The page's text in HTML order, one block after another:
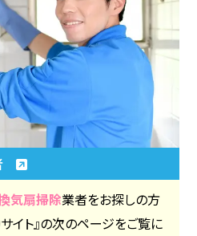
気扇掃除業者をお探しの方
イト』の次のページをご覧に